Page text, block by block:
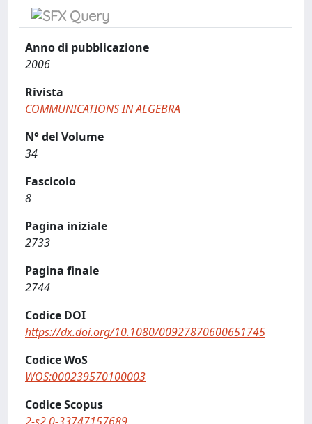
Anno di pubblicazione
2006
Rivista
COMMUNICATIONS IN ALGEBRA
N° del Volume
34
Fascicolo
8
Pagina iniziale
2733
Pagina finale
2744
Codice DOI
https://dx.doi.org/10.1080/00927870600651745
Codice WoS
WOS:000239570100003
Codice Scopus